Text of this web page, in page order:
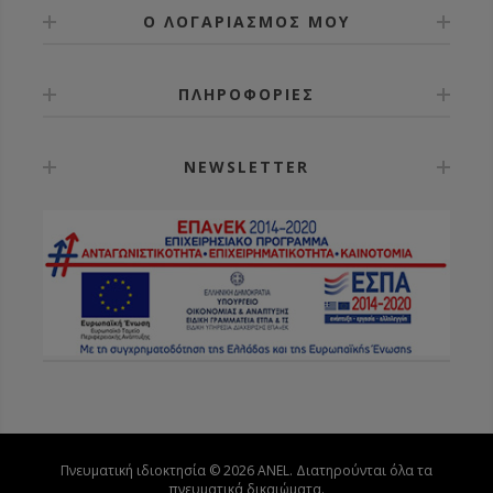
Ο ΛΟΓΑΡΙΑΣΜΟΣ ΜΟΥ
ΠΛΗΡΟΦΟΡΙΕΣ
NEWSLETTER
Πνευματική ιδιοκτησία © 2026 ANEL. Διατηρούνται όλα τα